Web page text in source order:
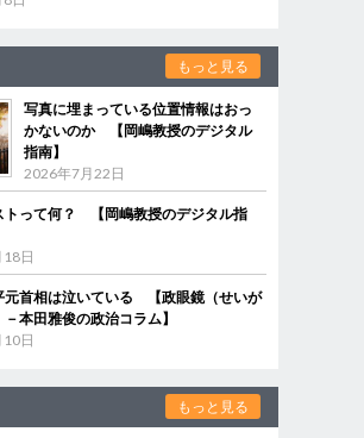
もっと見る
写真に埋まっている位置情報はおっ
かないのか 【岡嶋教授のデジタル
指南】
2026年7月22日
トって何？ 【岡嶋教授のデジタル指
日
元首相は泣いている 【政眼鏡（せいが
本田雅俊の政治コラム】
日
もっと見る